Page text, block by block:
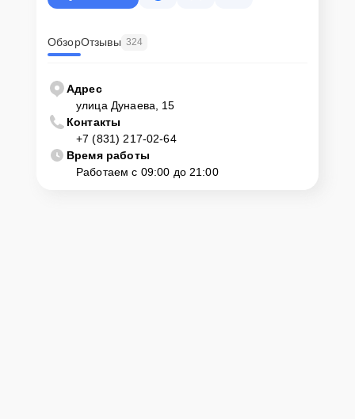
ОбзорОтзывы 324
Адрес
улица Дунаева, 15
Контакты
+7 (831) 217-02-64
Время работы
Работаем с 09:00 до 21:00